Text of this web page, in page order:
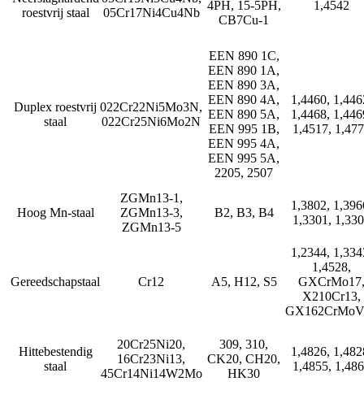
roestvrij staal
05Cr17Ni4Cu4Nb
4PH, 15-5PH,
CB7Cu-1
1,4542
Duplex roestvrij
staal
022Cr22Ni5Mo3N,
022Cr25Ni6Mo2N
EEN 890 1C,
EEN 890 1A,
EEN 890 3A,
EEN 890 4A,
EEN 890 5A,
EEN 995 1B,
EEN 995 4A,
EEN 995 5A,
2205, 2507
1,4460,
1,4468,
1,4517,
Hoog Mn-staal
ZGMn13-1,
ZGMn13-3,
ZGMn13-5
B2, B3, B4
1,3802,
1,3301,
Gereedschapstaal Cr12 A5, H12, S5
1,2344,
1,4528,
GXCrMo17,
X210Cr13,
Hittebestendig
staal
20Cr25Ni20,
16Cr23Ni13,
45Cr14Ni14W2Mo
309, 310,
CK20, CH20,
HK30
1,4826,
1,4855,